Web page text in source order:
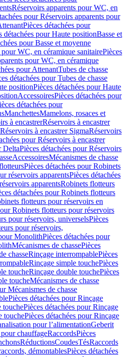
Réservoirs apparents pour WC, en
pour Réservoirs apparents pour
Pièces détachées pour
détachées pour Haute positionBasse et
pour Basse et moyenne
WC, en céramique sanitairePièces
pour WC, en céramique
pour AttenantTubes de chasse
détachées pour Tubes de chasse
positionPièces détachées pour Haute
AccessoiresPièces détachées pour
détachées pour
ManchettesMamelons, rosaces et
à encastrerRéservoirs à encastrer
à encastrer SigmaRéservoirs
pour Réservoirs à encastrer
DeltaPièces détachées pour Réservoirs
AccessoiresMécanismes de chasse
Pièces détachées pour Robinets
réservoirs apparentsPièces détachées
apparentsRobinets flotteurs
détachées pour Robinets flotteurs
flotteurs pour réservoirs en
Robinets flotteurs pour réservoirs
pour réservoirs, universelsPièces
pour réservoirs,
MonolithPièces détachées pour
Mécanismes de chassePièces
chasseRinçage interrompablePièces
Rinçage simple touchePièces
toucheRinçage double touchePièces
toucheMécanismes de chasse
Mécanismes de chasse
Pièces détachées pour Rinçage
touchePièces détachées pour Rinçage
touchePièces détachées pour Rinçage
pour l’alimentationGeberit
chauffageRaccordsPièces
RéductionsCoudesTésRaccords
démontablesPièces détachées